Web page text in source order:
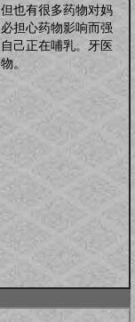
也有很多药物对妈
担心药物影响而强
己正在哺乳。牙医
。